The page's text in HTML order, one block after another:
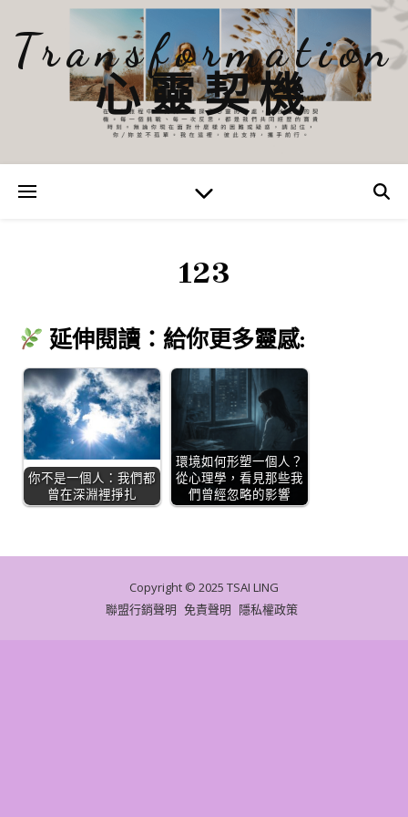
Transformation
心靈契機
123
延伸閱讀：給你更多靈感:
你不是一個人：我們都
曾在深淵裡掙扎
環境如何形塑一個人？
從心理學，看見那些我
們曾經忽略的影響
Copyright © 2025 TSAI LING
聯盟行銷聲明 免責聲明 隱私權政策